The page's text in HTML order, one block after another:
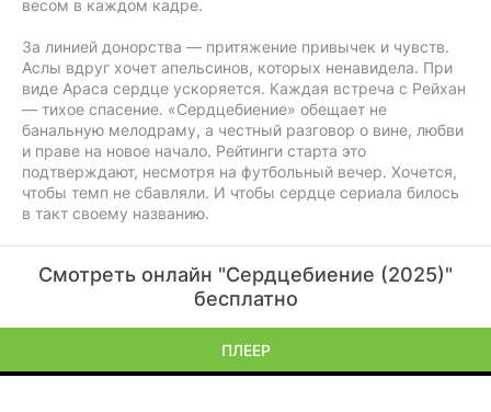
весом в каждом кадре.
За линией донорства — притяжение привычек и чувств.
Аслы вдруг хочет апельсинов, которых ненавидела. При
виде Араса сердце ускоряется. Каждая встреча с Рейхан
— тихое спасение. «Сердцебиение» обещает не
банальную мелодраму, а честный разговор о вине, любви
и праве на новое начало. Рейтинги старта это
подтверждают, несмотря на футбольный вечер. Хочется,
чтобы темп не сбавляли. И чтобы сердце сериала билось
в такт своему названию.
Смотреть онлайн "Сердцебиение (2025)"
бесплатно
ПЛЕЕР